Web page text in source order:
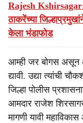
Rajesh
ठाकरेंच्या
केला भंडाफोड
आम्ही जर बोगस असून
द्यावी. उद्या त्यांची
जिल्हा पोलीस
आमदार राजेश
मागणी यावी